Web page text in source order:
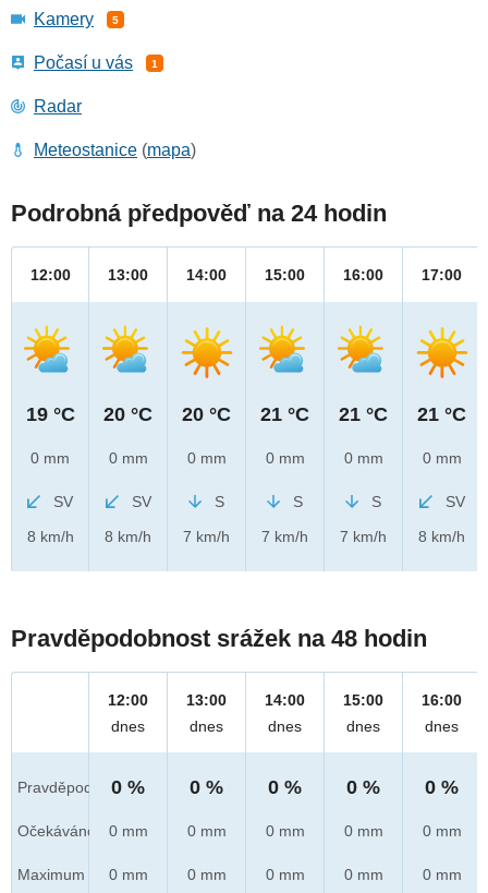
Kamery 5
Počasí u vás 1
Radar
Meteostanice (mapa)
Podrobná předpověď na 24 hodin
12:00
19 °C
0 mm
SV
8 km/h
13:00
20 °C
0 mm
SV
8 km/h
14:00
20 °C
0 mm
S
7 km/h
15:00
21 °C
0 mm
S
7 km/h
16:00
21 °C
0 mm
S
7 km/h
17:00
21 °C
0 mm
SV
8 km/h
Pravděpodobnost srážek na 48 hodin
Pravděpod.
Očekáváno
Maximum
12:00
dnes
0 %
0 mm
0 mm
13:00
dnes
0 %
0 mm
0 mm
14:00
dnes
0 %
0 mm
0 mm
15:00
dnes
0 %
0 mm
0 mm
16:00
dnes
0 %
0 mm
0 mm